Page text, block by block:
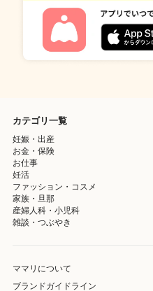
カテゴリ一覧
妊娠・出産
お金・保険
お仕事
妊活
ファッション・コスメ
家族・旦那
産婦人科・小児科
雑談・つぶやき
ママリについて
ブランドガイドライン